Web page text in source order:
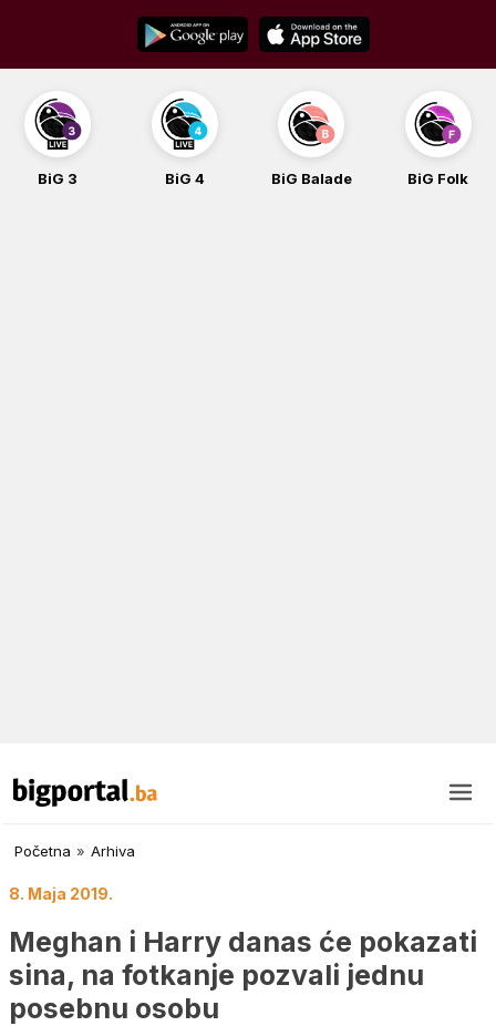
content
BiG 3 BiG 4 BiG Balade BiG Folk
Početna » Arhiva
8. Maja 2019.
Meghan i Harry danas će pokazati
sina, na fotkanje pozvali jednu
posebnu osobu